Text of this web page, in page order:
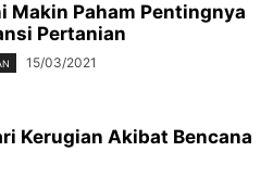
Makin Paham Pentingnya
Pertanian
15/03/2021
Kerugian Akibat Bencana